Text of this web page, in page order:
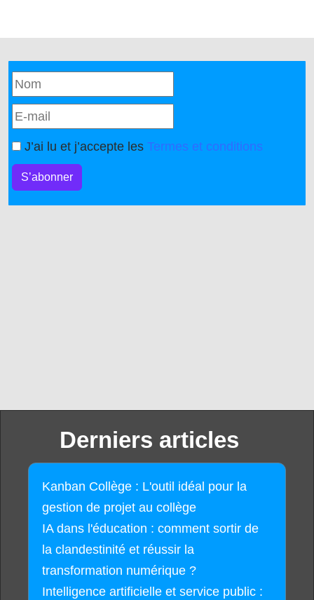
J’ai lu et j’accepte les Termes et conditions
S’abonner
Derniers articles
Kanban Collège : L'outil idéal pour la
gestion de projet au collège
IA dans l'éducation : comment sortir de
la clandestinité et réussir la
transformation numérique ?
Intelligence artificielle et service public :